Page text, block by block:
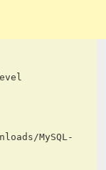
MySQL-